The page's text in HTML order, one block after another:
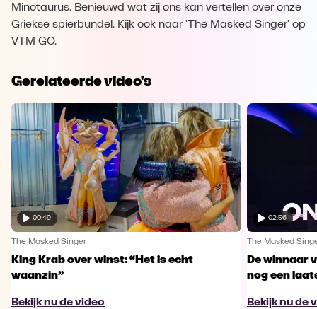
Minotaurus. Benieuwd wat zij ons kan vertellen over onze
Griekse spierbundel. Kijk ook naar 'The Masked Singer' op
VTM GO.
Gerelateerde video's
00:49
The Masked Singer
King Krab over winst: “Het is echt
waanzin”
Bekijk nu de video
02:56
The Masked
De winnaar
nog een
Bekijk nu de